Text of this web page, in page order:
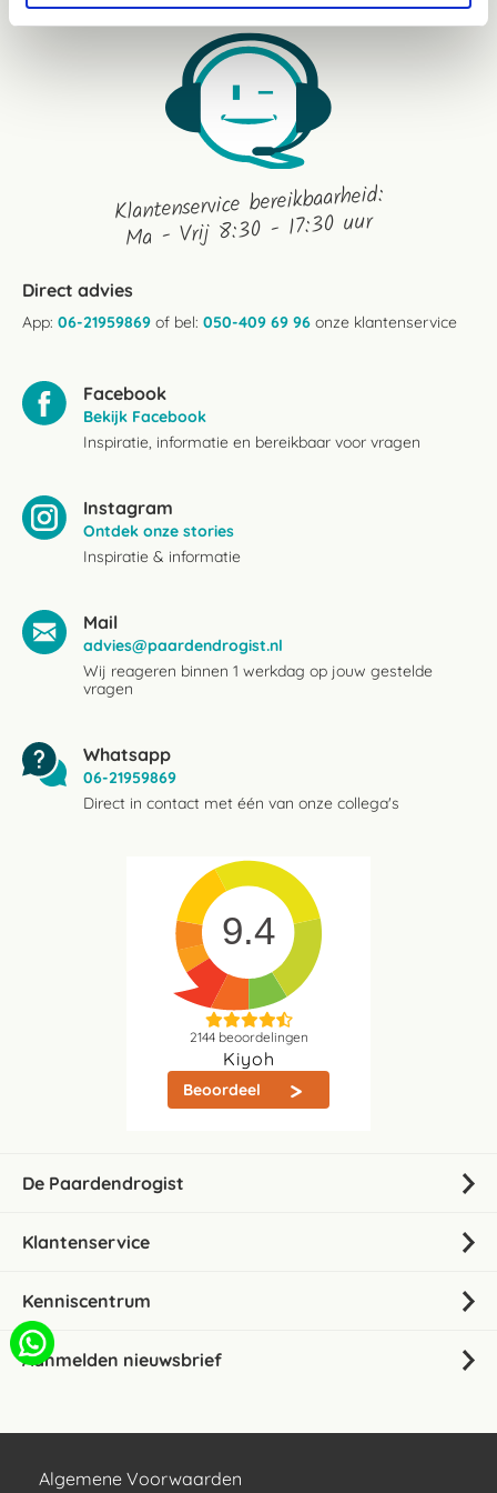
Klantenservice bereikbaarheid:
Ma - Vrij 8:30 - 17:30 uur
Direct advies
App: 06-21959869 of bel: 050-409 69 96 onze klantenservice
Facebook
Bekijk Facebook
Inspiratie, informatie en bereikbaar voor vragen
Instagram
Ontdek onze stories
Inspiratie & informatie
Mail
advies@paardendrogist.nl
Wij reageren binnen 1 werkdag op jouw gestelde
vragen
Whatsapp
06-21959869
Direct in contact met één van onze collega's
9.4
2144beoordelingen
Kiyoh
Beoordeel
De Paardendrogist
Klantenservice
Kenniscentrum
Aanmelden nieuwsbrief
Algemene Voorwaarden